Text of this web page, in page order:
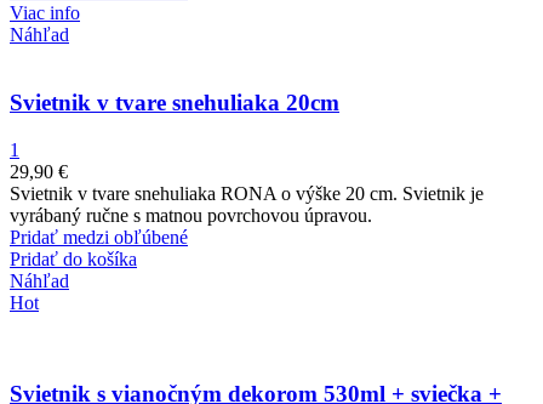
Viac info
Náhľad
Svietnik v tvare snehuliaka 20cm
1
29,90 €
Svietnik v tvare snehuliaka RONA o výške 20 cm. Svietnik je
vyrábaný ručne s matnou povrchovou úpravou.
Pridať medzi obľúbené
Pridať do košíka
Náhľad
Hot
Svietnik s vianočným dekorom 530ml + sviečka +